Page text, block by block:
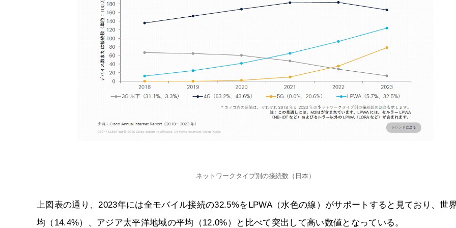
ネットワークタイプ別の接続数（日本）
上図表の通り、2023年には全モバイル接続の32.5%をLPWA（水色の線）がサポートすると見ており、世
均（14.4%）、アジア太平洋地域の平均（12.0%）と比べて突出して高い数値となっている。